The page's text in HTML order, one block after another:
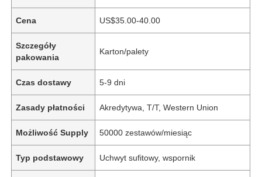
Cena US$35.00-40.00
Szczegóły
pakowania
Karton/palety
Czas dostawy 5-9 dni
Zasady płatności Akredytywa, T/T, Western Union
Możliwość Supply 50000 zestawów/miesiąc
Typ podstawowy Uchwyt sufitowy, wspornik